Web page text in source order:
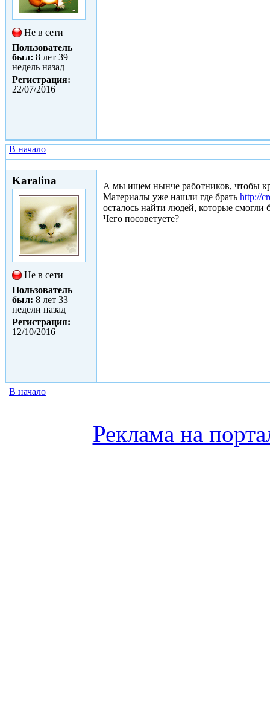
Не в сети
Пользователь
был: 8 лет 39
недель назад
Регистрация:
22/07/2016
В начало
Karalina
Не в сети
Пользователь
был: 8 лет 33
недели назад
Регистрация:
12/10/2016
А мы ищем нынче работников, чтобы
Материалы уже нашли где брать http://
осталось найти людей, которые
Чего посоветуете?
В начало
Реклама на